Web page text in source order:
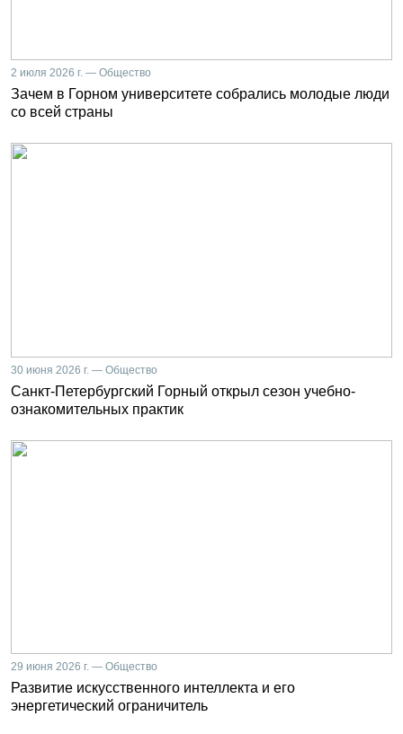
2 июля 2026 г. — Общество
Зачем в Горном университете собрались молодые люди
со всей страны
30 июня 2026 г. — Общество
Санкт-Петербургский Горный открыл сезон учебно-
ознакомительных практик
29 июня 2026 г. — Общество
Развитие искусственного интеллекта и его
энергетический ограничитель